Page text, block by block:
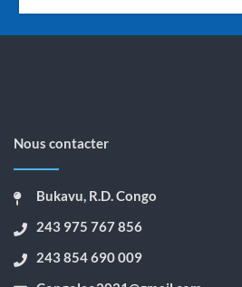
Nous contacter
Bukavu, R.D. Congo
243 975 767 856
243 854 690 009